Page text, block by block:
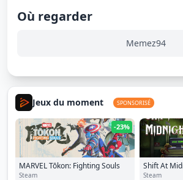
Où regarder
Memez94
Jeux du moment SPONSORISÉ
-23%
MARVEL Tōkon: Fighting Souls
Steam
Shift At
Steam